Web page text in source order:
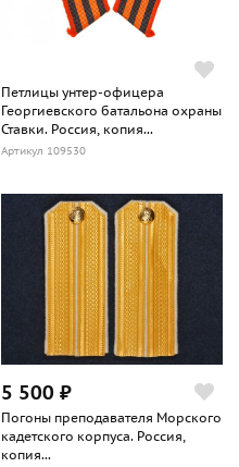
Петлицы унтер-офицера
Георгиевского батальона охраны
Ставки. Россия, копия...
Артикул 109530
5 500 ₽
Погоны преподавателя Морского
кадетского корпуса. Россия,
копия...